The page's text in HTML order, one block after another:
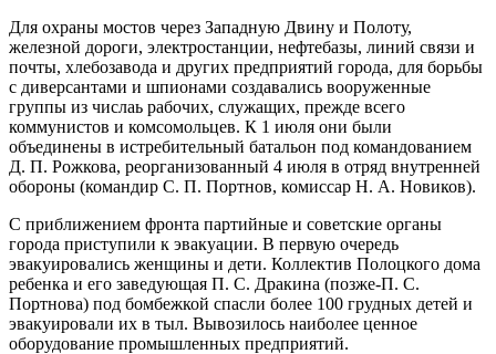
Для охраны мостов через Западную Двину и Полоту,
железной дороги, электростанции, нефтебазы, линий связи и
почты, хлебозавода и других предприятий города, для борьбы
с диверсантами и шпионами создавались вооруженные
группы из числаь рабочих, служащих, прежде всего
коммунистов и комсомольцев. К 1 июля они были
объединены в истребительный батальон под командованием
Д. П. Рожкова, реорганизованный 4 июля в отряд внутренней
обороны (командир С. П. Портнов, комиссар Н. А. Новиков).
С приближением фронта партийные и советские органы
города приступили к эвакуации. В первую очередь
эвакуировались женщины и дети. Коллектив Полоцкого дома
ребенка и его заведующая П. С. Дракина (позже-П. С.
Портнова) под бомбежкой спасли более 100 грудных детей и
эвакуировали их в тыл. Вывозилось наиболее ценное
оборудование промышленных предприятий.